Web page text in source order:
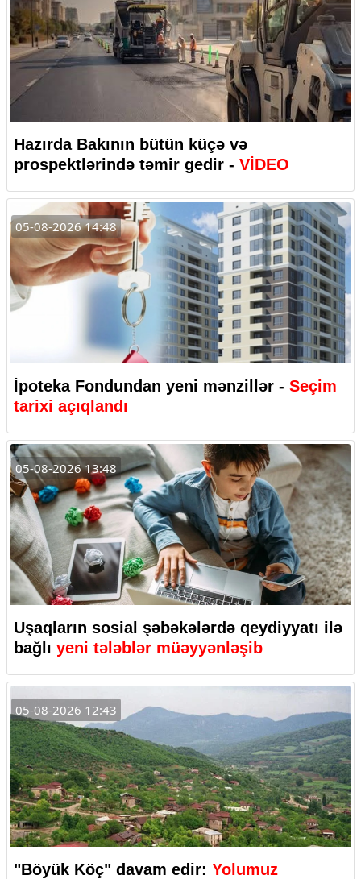
Hazırda Bakının bütün küçə və
prospektlərində təmir gedir - VİDEO
05-08-2026 14:48
İpoteka Fondundan yeni mənzillər - Seçim
tarixi açıqlandı
05-08-2026 13:48
Uşaqların sosial şəbəkələrdə qeydiyyatı ilə
bağlı yeni tələblər müəyyənləşib
05-08-2026 12:43
"Böyük Köç" davam edir: Yolumuz